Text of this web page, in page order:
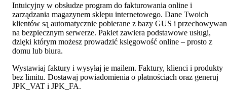
Intuicyjny w obsłudze program do fakturowania online i
zarządzania magazynem sklepu internetowego. Dane Twoich
klientów są automatycznie pobierane z bazy GUS i
na bezpiecznym serwerze. Pakiet zawiera podstawowe usługi,
dzięki którym możesz prowadzić księgowość online – prosto z
domu lub biura.
Wystawiaj faktury i wysyłaj je mailem. Faktury, klienci i produkty
bez limitu. Dostawaj powiadomienia o płatnościach oraz generuj
JPK_VAT i JPK_FA.